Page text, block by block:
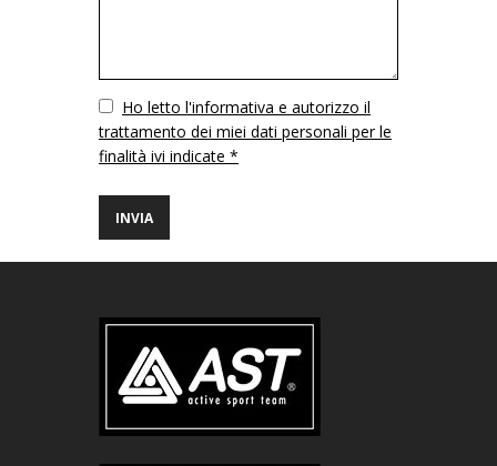
VuotoHo letto l'informativa e autorizzo il
trattamento dei miei dati personali per le
finalità ivi indicate *